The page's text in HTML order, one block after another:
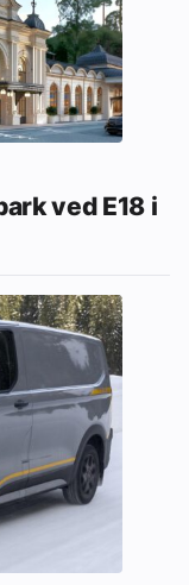
ved E18 i